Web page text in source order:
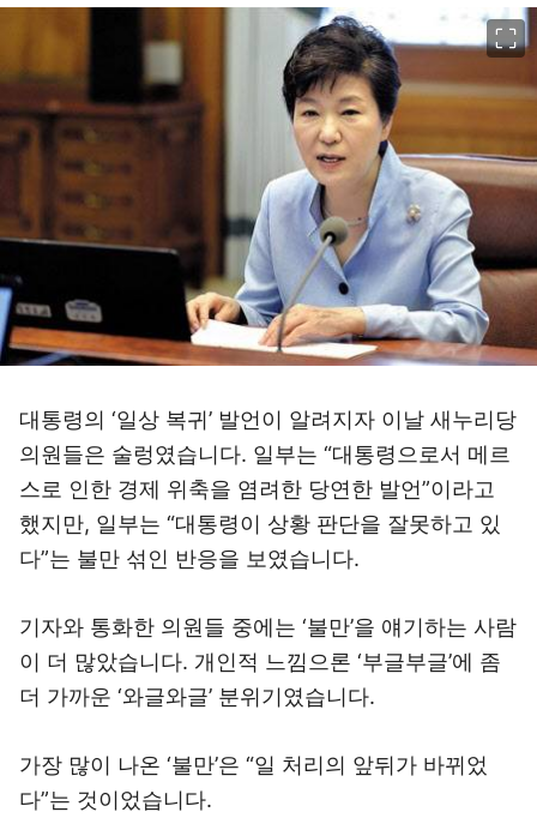
대통령의 ‘일상 복귀’ 발언이 알려지자 이날 새누리당
의원들은 술렁였습니다. 일부는 “대통령으로서 메르
스로 인한 경제 위축을 염려한 당연한 발언”이라고
했지만, 일부는 “대통령이 상황 판단을 잘못하고 있
다”는 불만 섞인 반응을 보였습니다.
기자와 통화한 의원들 중에는 ‘불만’을 얘기하는 사람
이 더 많았습니다. 개인적 느낌으론 ‘부글부글’에 좀
더 가까운 ‘와글와글’ 분위기였습니다.
가장 많이 나온 ‘불만’은 “일 처리의 앞뒤가 바뀌었
다”는 것이었습니다.